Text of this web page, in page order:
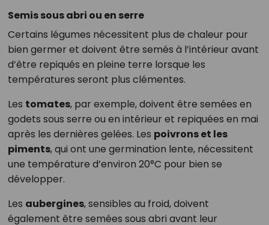
Semis sous abri ou en serre
Certains légumes nécessitent plus de chaleur pour
bien germer et doivent être semés à l’intérieur avant
d’être repiqués en pleine terre lorsque les
températures seront plus clémentes.
Les tomates, par exemple, doivent être semées en
godets sous serre ou en intérieur et repiquées en mai
après les dernières gelées. Les poivrons et les
piments, qui ont une germination lente, nécessitent
une température d’environ 20°C pour bien se
développer.
Les aubergines, sensibles au froid, doivent
également être semées sous abri avant leur